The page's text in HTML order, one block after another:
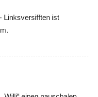
Linksversifften ist